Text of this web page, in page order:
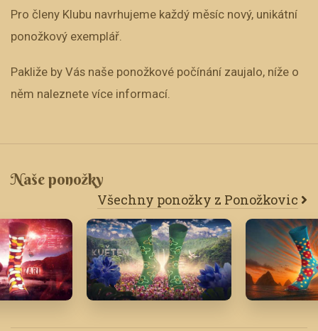
Pro členy Klubu navrhujeme každý měsíc nový, unikátní
ponožkový exemplář.
Pakliže by Vás naše ponožkové počínání zaujalo, níže o
něm naleznete více informací.
Naše ponožky
Všechny ponožky z Ponožkovic